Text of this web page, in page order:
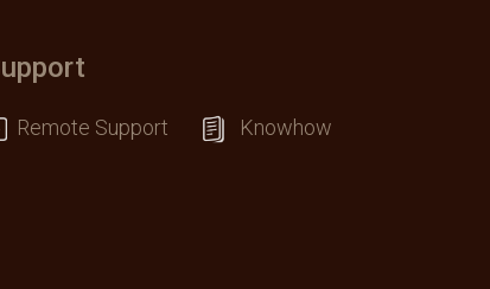
Remote Support Knowhow